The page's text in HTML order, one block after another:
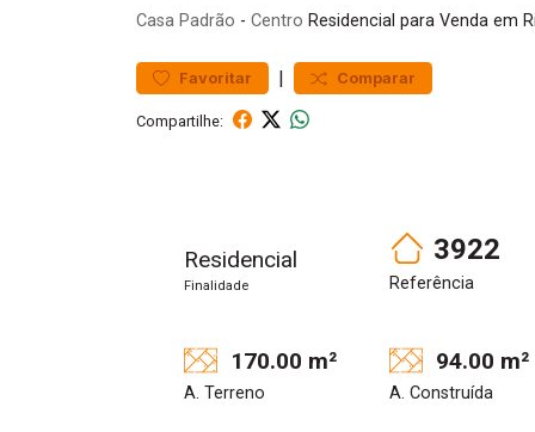
Casa Padrão - Centro Residencial para Venda em
Favoritar | Comparar
Compartilhe:
Residencial
Finalidade
3922
Referência
170.00 m²
A. Terreno
94.00 m²
A. Construída